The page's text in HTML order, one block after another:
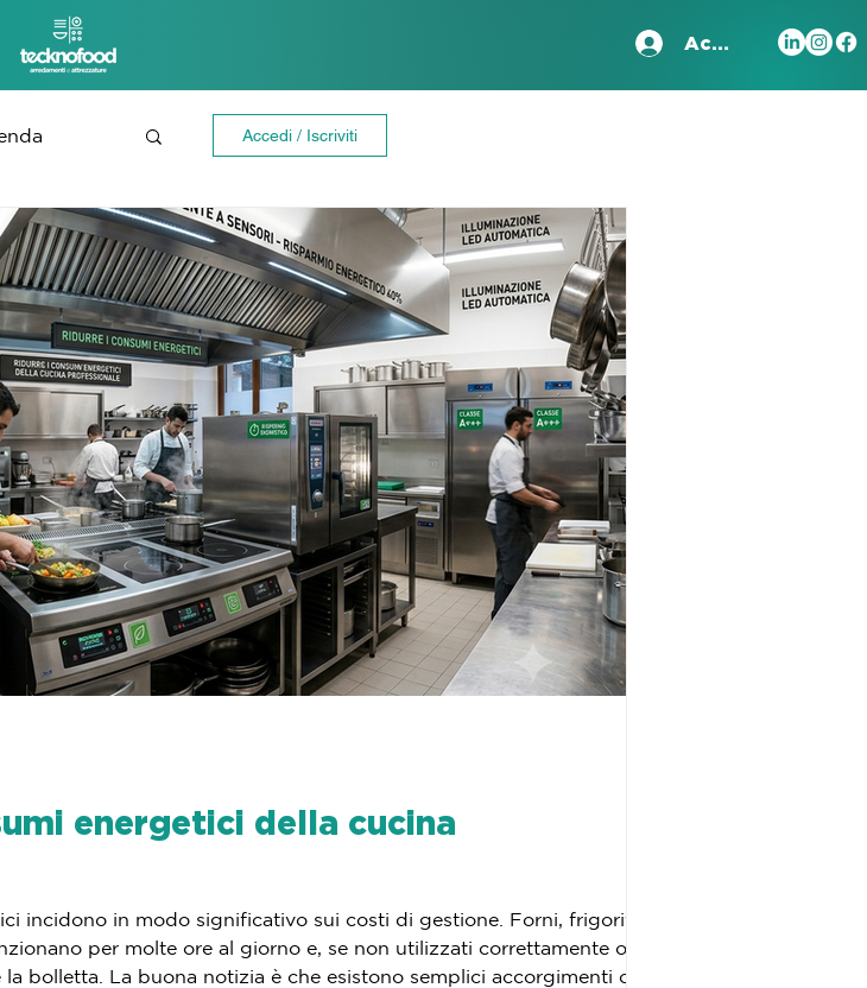
Accedi
Accedi / Iscriviti
energetici della cucina
incidono in modo significativo sui costi di gestione. Forni, frigoriferi,
per molte ore al giorno e, se non utilizzati correttamente o se
bolletta. La buona notizia è che esistono semplici accorgimenti che